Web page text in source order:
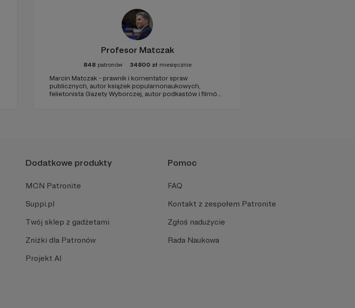
Profesor Matczak
848 patronów 34800 zł miesięcznie
Marcin Matczak - prawnik i komentator spraw
publicznych, autor książek popularnonaukowych,
felietonista Gazety Wyborczej, autor podkastów i filmów
Dodatkowe produkty
MCN Patronite
Suppi.pl
Twój sklep z gadżetami
Zniżki dla Patronów
Projekt AI
Pomoc
FAQ
Kontakt z zespołem Patronite
Zgłoś nadużycie
Rada Naukowa